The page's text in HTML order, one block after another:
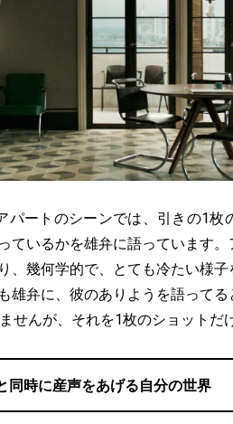
ートのシーンでは、引きの1枚
ているかを雄弁に語っています
、幾何学的で、とても冷たい様
雄弁に、彼のありようを語って
せんが、それを1枚のショットだ
同時に産声をあげる自分の世界